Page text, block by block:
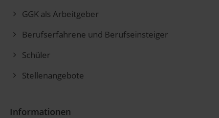
GGK als Arbeitgeber
Berufserfahrene und Berufseinsteiger
Schüler
Stellenangebote
Informationen